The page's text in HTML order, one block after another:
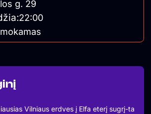
Vilniaus erdves į Elfa eterį sugrį-ta
g. 29
22:00